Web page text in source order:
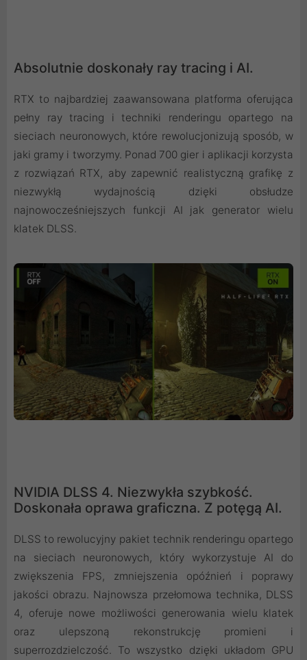
Absolutnie doskonały ray tracing i AI.
RTX to najbardziej zaawansowana platforma oferująca
pełny ray tracing i techniki renderingu opartego na
sieciach neuronowych, które rewolucjonizują sposób, w
jaki gramy i tworzymy. Ponad 700 gier i aplikacji korzysta
z rozwiązań RTX, aby zapewnić realistyczną grafikę z
niezwykłą wydajnością dzięki obsłudze
najnowocześniejszych funkcji AI jak generator wielu
klatek DLSS.
NVIDIA DLSS 4. Niezwykła szybkość.
Doskonała oprawa graficzna. Z potęgą AI.
DLSS to rewolucyjny pakiet technik renderingu opartego
na sieciach neuronowych, który wykorzystuje AI do
zwiększenia FPS, zmniejszenia opóźnień i poprawy
jakości obrazu. ‌Najnowsza przełomowa technika, DLSS
4, oferuje nowe możliwości generowania wielu klatek
oraz ulepszoną rekonstrukcję promieni i
superrozdzielczość. To wszystko dzięki układom GPU